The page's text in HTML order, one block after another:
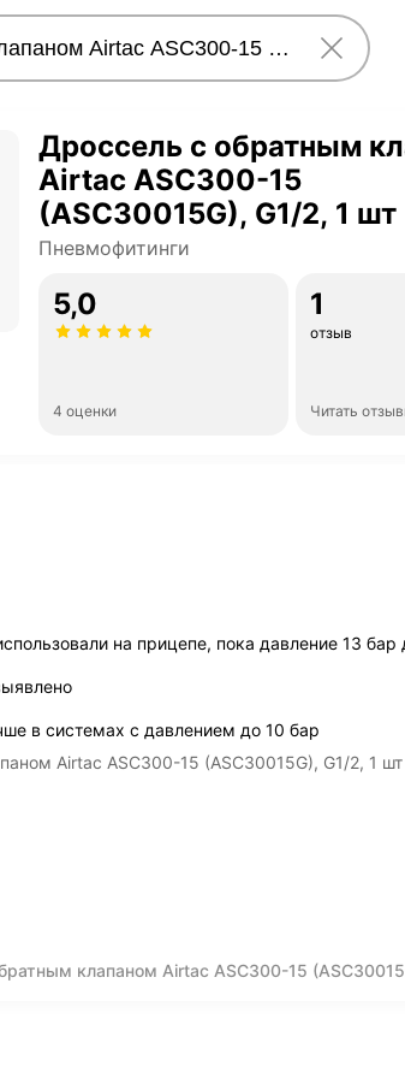
Дроссель с обратным
Airtac ASC300-15
(ASC30015G), G1/2, 1 шт
Пневмофитинги
5,0
4 оценки
1
отзыв
Читать
на прицепе, пока давление 13 бар
в системах с давлением до 10 бар
Airtac ASC300-15 (ASC30015G), G1/2, 1 шт
клапаном Airtac ASC300-15